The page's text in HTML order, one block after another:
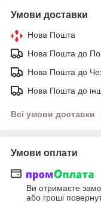
Умови доставки
Нова Пошта
Нова Пошта до
Нова Пошта до
Нова Пошта до
Всі умови доставки
Умови оплати
Ви отримаєте
або гроші